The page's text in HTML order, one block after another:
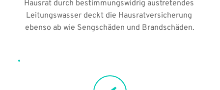
Hausrat durch bestimmungswidrig austretendes
Leitungswasser deckt die Hausratversicherung
ebenso ab wie Sengschäden und Brandschäden.